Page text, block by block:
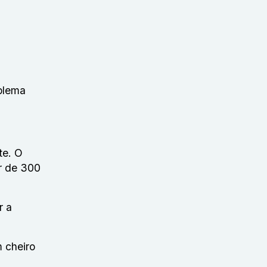
O
de 300
a
cheiro